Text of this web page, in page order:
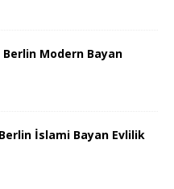
Berlin Modern Bayan
İslami Bayan Evlilik